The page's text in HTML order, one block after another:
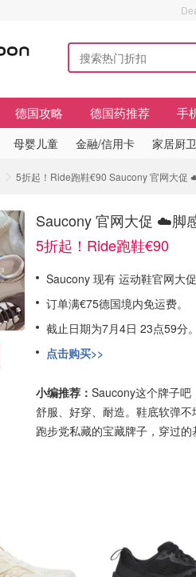
德国攻略 德国药推荐 手
母婴儿童 金融/信用卡 家居厨卫
5折起！Ride跑鞋€90 Saucony 官网大促
Saucony 官网大促 ☁️脚
5折起！Ride跑鞋€90
Saucony 现有 运动鞋官网大促
订单满€75德国境内免运费。
截止日期为7月4日 23点59分。
点击购买>>
小编推荐： Saucony这个牌子吧
舒服、好穿、耐造。鞋底软弹
跑步党私藏的宝藏牌子，穿过的